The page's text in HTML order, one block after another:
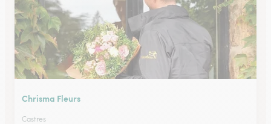
Chrisma Fleurs
Castres